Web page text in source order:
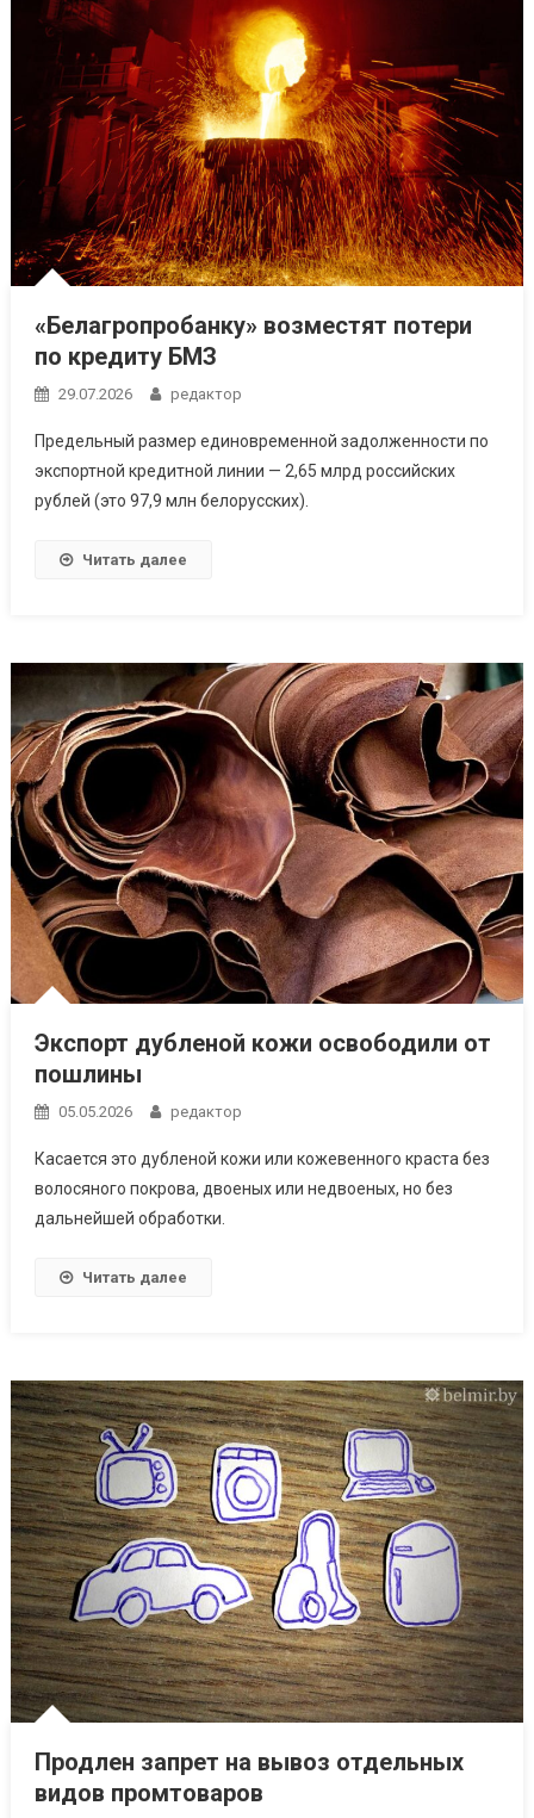
«Белагропробанку» возместят потери
по кредиту БМЗ
29.07.2026 редактор
Предельный размер единовременной задолженности по
экспортной кредитной линии — 2,65 млрд российских
рублей (это 97,9 млн белорусских).
Читать далее
Экспорт дубленой кожи освободили от
пошлины
05.05.2026 редактор
Касается это дубленой кожи или кожевенного краста без
волосяного покрова, двоеных или недвоеных, но без
дальнейшей обработки.
Читать далее
Продлен запрет на вывоз отдельных
видов промтоваров